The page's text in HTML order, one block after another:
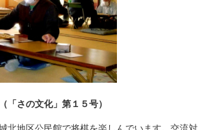
「さの文化」第１５号）